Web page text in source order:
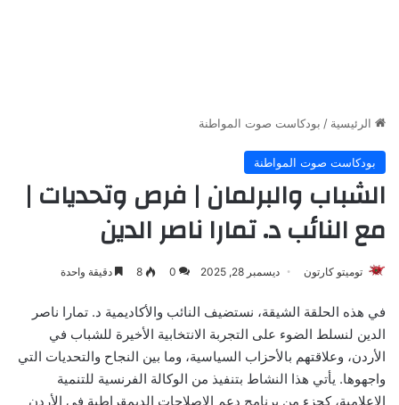
الرئيسية / بودكاست صوت المواطنة
بودكاست صوت المواطنة
الشباب والبرلمان | فرص وتحديات |
مع النائب د. تمارا ناصر الدين
توميتو كارتون ديسمبر 28, 2025 0
8 دقيقة واحدة
في هذه الحلقة الشيقة، نستضيف النائب والأكاديمية د. تمارا ناصر
الدين لنسلط الضوء على التجربة الانتخابية الأخيرة للشباب في
الأردن، وعلاقتهم بالأحزاب السياسية، وما بين النجاح والتحديات التي
واجهوها. يأتي هذا النشاط بتنفيذ من الوكالة الفرنسية للتنمية
الإعلامية، كجزء من برنامج دعم الإصلاحات الديمقراطية في الأردن